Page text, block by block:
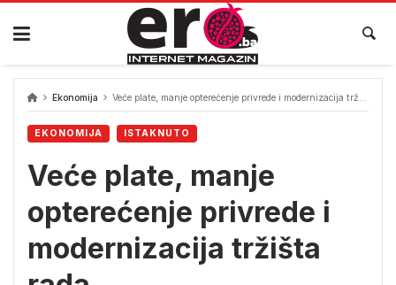
Skip
content
Ekonomija Veće plate, manje opterećenje privrede i modernizacija tržišta rada
EKONOMIJA ISTAKNUTO
Veće plate, manje
opterećenje privrede i
modernizacija tržišta